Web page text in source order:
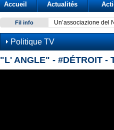
Accueil Actualités
Fil info Un’associazione del
Politique TV
"L' ANGLE" - #DÉTROIT